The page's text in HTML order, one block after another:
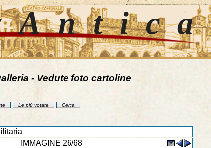
- Vedute foto cartoline
Le più votate Cerca
IMMAGINE 26/68